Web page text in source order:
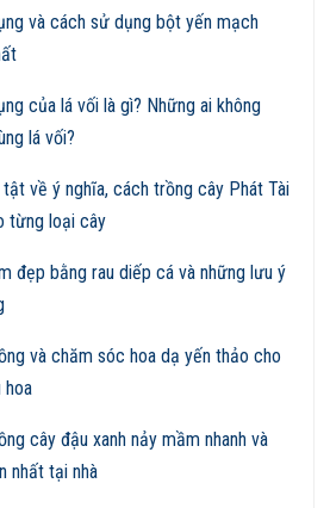
và cách sử dụng bột yến mạch
của lá vối là gì? Những ai không
lá vối?
về ý nghĩa, cách trồng cây Phát Tài
từng loại cây
đẹp bằng rau diếp cá và những lưu ý
và chăm sóc hoa dạ yến thảo cho
hoa
cây đậu xanh nảy mầm nhanh và
nhất tại nhà